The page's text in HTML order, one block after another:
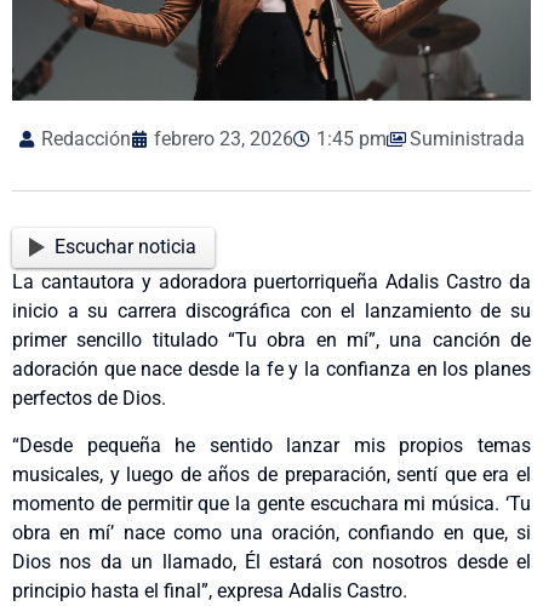
Redacción febrero 23, 2026 1:45 pm Suministrada
Escuchar noticia
La cantautora y adoradora puertorriqueña Adalis Castro da
inicio a su carrera discográfica con el lanzamiento de su
primer sencillo titulado “Tu obra en mí”, una canción de
adoración que nace desde la fe y la confianza en los planes
perfectos de Dios.
“Desde pequeña he sentido lanzar mis propios temas
musicales, y luego de años de preparación, sentí que era el
momento de permitir que la gente escuchara mi música. ‘Tu
obra en mí’ nace como una oración, confiando en que, si
Dios nos da un llamado, Él estará con nosotros desde el
principio hasta el final”, expresa Adalis Castro.